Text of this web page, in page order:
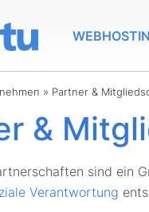
» Partner &
&
sind ein
Verantwortung